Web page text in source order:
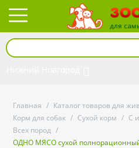
Главная / Каталог товаров для
Корм для собак / Сухой корм / С
Всех пород /
ОДНО МЯСО сухой